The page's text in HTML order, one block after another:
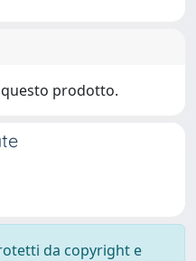
prodotto.
da copyright e